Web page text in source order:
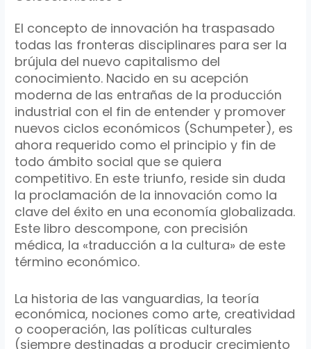
El concepto de innovación ha traspasado
todas las fronteras disciplinares para ser la
brújula del nuevo capitalismo del
conocimiento. Nacido en su acepción
moderna de las entrañas de la producción
industrial con el fin de entender y promover
nuevos ciclos económicos (Schumpeter), es
ahora requerido como el principio y fin de
todo ámbito social que se quiera
competitivo. En este triunfo, reside sin duda
la proclamación de la innovación como la
clave del éxito en una economía globalizada.
Este libro descompone, con precisión
médica, la «traducción a la cultura» de este
término económico.
La historia de las vanguardias, la teoría
económica, nociones como arte, creatividad
o cooperación, las políticas culturales
(siempre destinadas a producir crecimiento